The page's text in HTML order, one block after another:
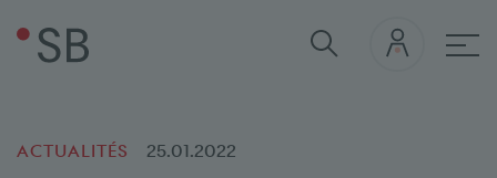
ACTUALITÉS 25.01.2022